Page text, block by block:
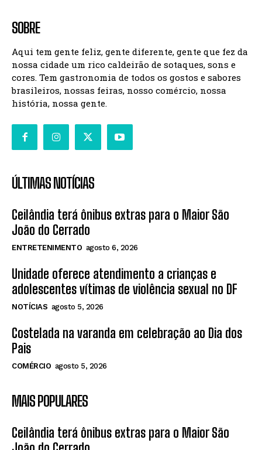
SOBRE
Aqui tem gente feliz, gente diferente, gente que fez da
nossa cidade um rico caldeirão de sotaques, sons e
cores. Tem gastronomia de todos os gostos e sabores
brasileiros, nossas feiras, nosso comércio, nossa
história, nossa gente.
ÚLTIMAS NOTÍCIAS
Ceilândia terá ônibus extras para o Maior São
João do Cerrado
ENTRETENIMENTO agosto 6, 2026
Unidade oferece atendimento a crianças e
adolescentes vítimas de violência sexual no DF
NOTÍCIAS agosto 5, 2026
Costelada na varanda em celebração ao Dia dos
Pais
COMÉRCIO agosto 5, 2026
MAIS POPULARES
Ceilândia terá ônibus extras para o Maior São